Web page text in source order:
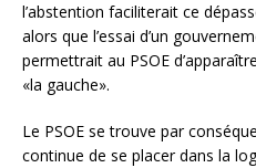
l’abstention faciliterait ce
alors que l’essai d’un
permettrait au PSOE
«la gauche».
Le PSOE se trouve par
continue de se placer dans la